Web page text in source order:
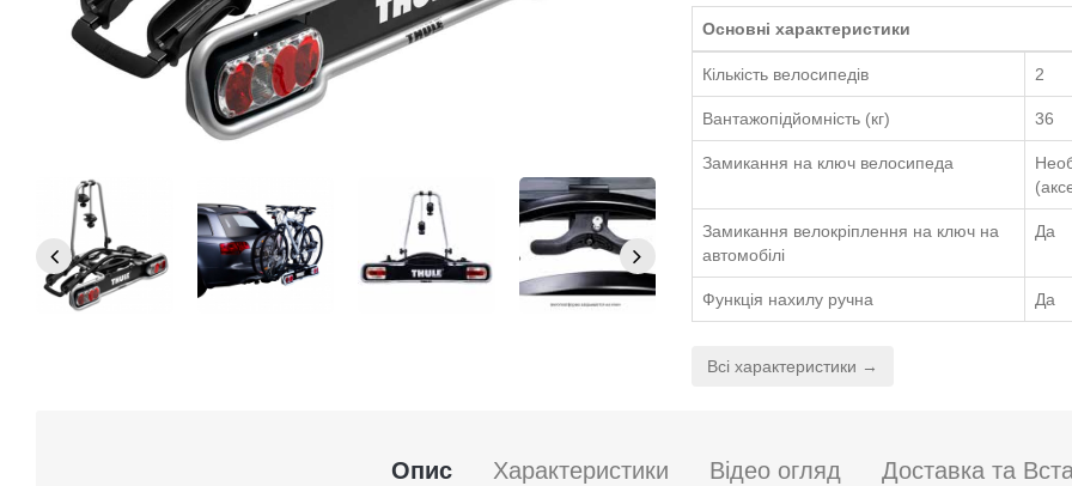
Основні характеристики
Кількість велосипедів 2
Вантажопідйомність (кг) 36
Замикання на ключ велосипеда
Замикання велокріплення на ключ на
автомобілі
Да
Функція нахилу ручна Да
Всі характеристики →
Опис Характеристики Відео огляд Доставка та